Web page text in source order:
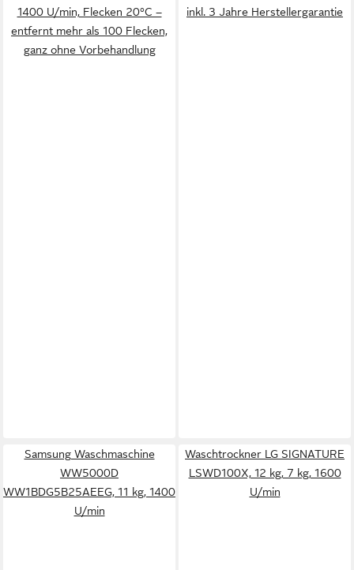
1400 U/min, Flecken 20°C –
entfernt mehr als 100 Flecken,
ganz ohne Vorbehandlung
inkl. 3 Jahre Herstellergarantie
Samsung Waschmaschine
WW5000D
WW1BDG5B25AEEG, 11 kg, 1400
U/min
Waschtrockner LG SIGNATURE
LSWD100X, 12 kg, 7 kg, 1600
U/min